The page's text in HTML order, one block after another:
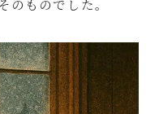
のものでした。